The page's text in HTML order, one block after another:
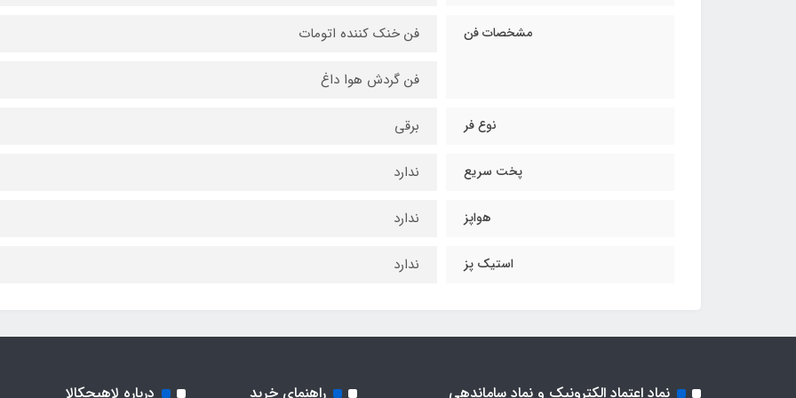
مشخصات فن فن خنك كننده اتومات
فن گردش هوا داغ
نوع فر برقی
پخت سریع ندارد
هواپز ندارد
استیک پز ندارد
نماد اعتماد الکترونیک و نماد ساماندهی راهنمای خرید درباره لاهیجکالا